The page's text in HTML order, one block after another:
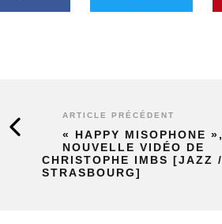
ARTICLE PRÉCÉDENT
« HAPPY MISOPHONE »,
NOUVELLE VIDÉO DE
CHRISTOPHE IMBS [JAZZ /
STRASBOURG]